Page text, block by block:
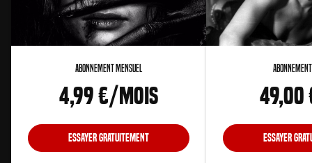
Abonnement Mensuel
4,99 €/mois
Essayer gratuitement Essayer